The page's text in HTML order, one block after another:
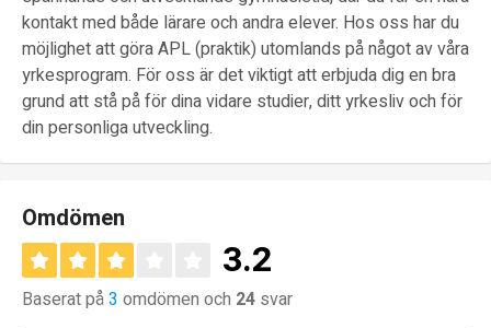
kontakt med både lärare och andra elever. Hos oss har du
möjlighet att göra APL (praktik) utomlands på något av våra
yrkesprogram. För oss är det viktigt att erbjuda dig en bra
grund att stå på för dina vidare studier, ditt yrkesliv och för
din personliga utveckling.
Omdömen
3.2
Baserat på3 omdömen och 24 svar